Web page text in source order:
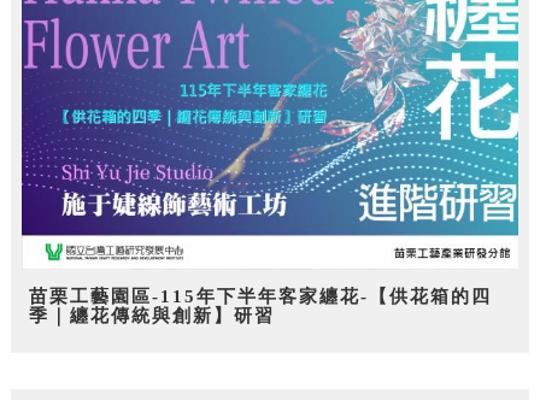
苗栗工藝園區-115年下半年客家纏花-【供花箱的四
季｜纏花傳統與創新】研習